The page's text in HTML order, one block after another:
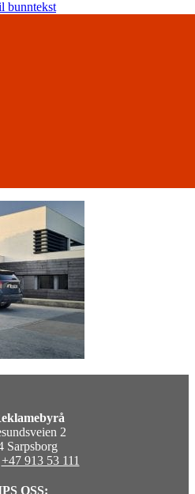
bunntekst
2
Sarpsborg
+47 913 53 111
OSS: